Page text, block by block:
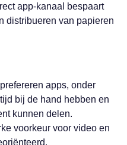
app-kanaal bespaart
distribueren van papieren
apps, onder
bij de hand hebben en
kunnen delen.
voorkeur voor video en